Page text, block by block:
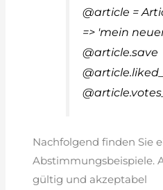
@article =
=> 'mein
@article.save
Nachfolgend finden Sie
Abstimmungsbeispiele.
gültig und akzeptabel